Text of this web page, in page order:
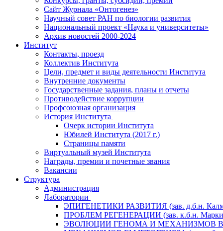
Сайт Журнала «Онтогенез»
Научный совет РАН по биологии развития
Национальный проект «Наука и университеты»
Архив новостей 2000-2024
Институт
Контакты, проезд
Коллектив Института
Цели, предмет и виды деятельности Института
Внутренние документы
Государственные задания, планы и отчеты
Противодействие коррупции
Профсоюзная организация
История Института
Очерк истории Института
Юбилей Института (2017 г.)
Страницы памяти
Виртуальный музей Института
Награды, премии и почетные звания
Вакансии
Структура
Администрация
Лаборатории
ЭПИГЕНЕТИКИ РАЗВИТИЯ (зав. д.б.н.
ПРОБЛЕМ РЕГЕНЕРАЦИИ (зав. к.б.н.
ЭВОЛЮЦИИ ГЕНОМА И МЕХАНИЗМОВ